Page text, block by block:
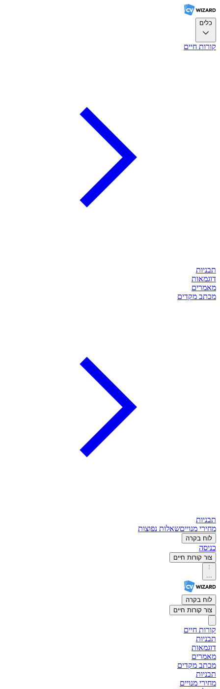
כלים
קורות חיים
תבניות
דוגמאות
מאמרים
מכתב מקדים
תבניות
מחירי מנוייםשאלות נפוצות
לוח בקרה
כניסה
צור קורות חיים
...
לוח בקרה
צור קורות חיים
קורות חיים
תבניות
דוגמאות
מאמרים
מכתב מקדים
תבניות
מחירי מנויים